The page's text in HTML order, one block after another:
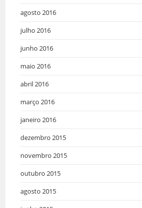
agosto 2016
julho 2016
junho 2016
maio 2016
abril 2016
março 2016
janeiro 2016
dezembro 2015
novembro 2015
outubro 2015
agosto 2015